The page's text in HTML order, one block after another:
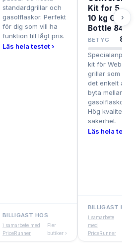
standardgrillar och
gasolflaskor. Perfekt
för dig som vill ha
funktion till lågt pris.
Läs hela testet ›
BILLIGAST HOS
i samarbete med
PriceRunner
Fler
butiker ›
Kit for 5 and
10 kg Gas
Bottle 8481
BETYG 8.4
kit för Weber-
grillar som gör
det enkelt att
byta mellan
gasolflaskor.
Hög kvalitet
säkerhet.
Läs hela testet
BILLIGAST HOS
i samarbete
med
PriceRunner
›